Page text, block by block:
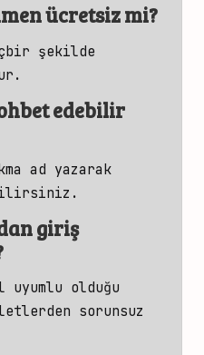
ücretsiz mi?
şekilde
edebilir
ad yazarak
giriş
uyumlu olduğu
sorunsuz